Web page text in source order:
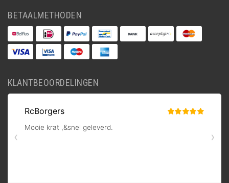
BETAALMETHODEN
KLANTBEOORDELINGEN